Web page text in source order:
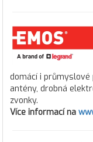
domácí i průmyslové
antény, drobná
zvonky.
Více informací na